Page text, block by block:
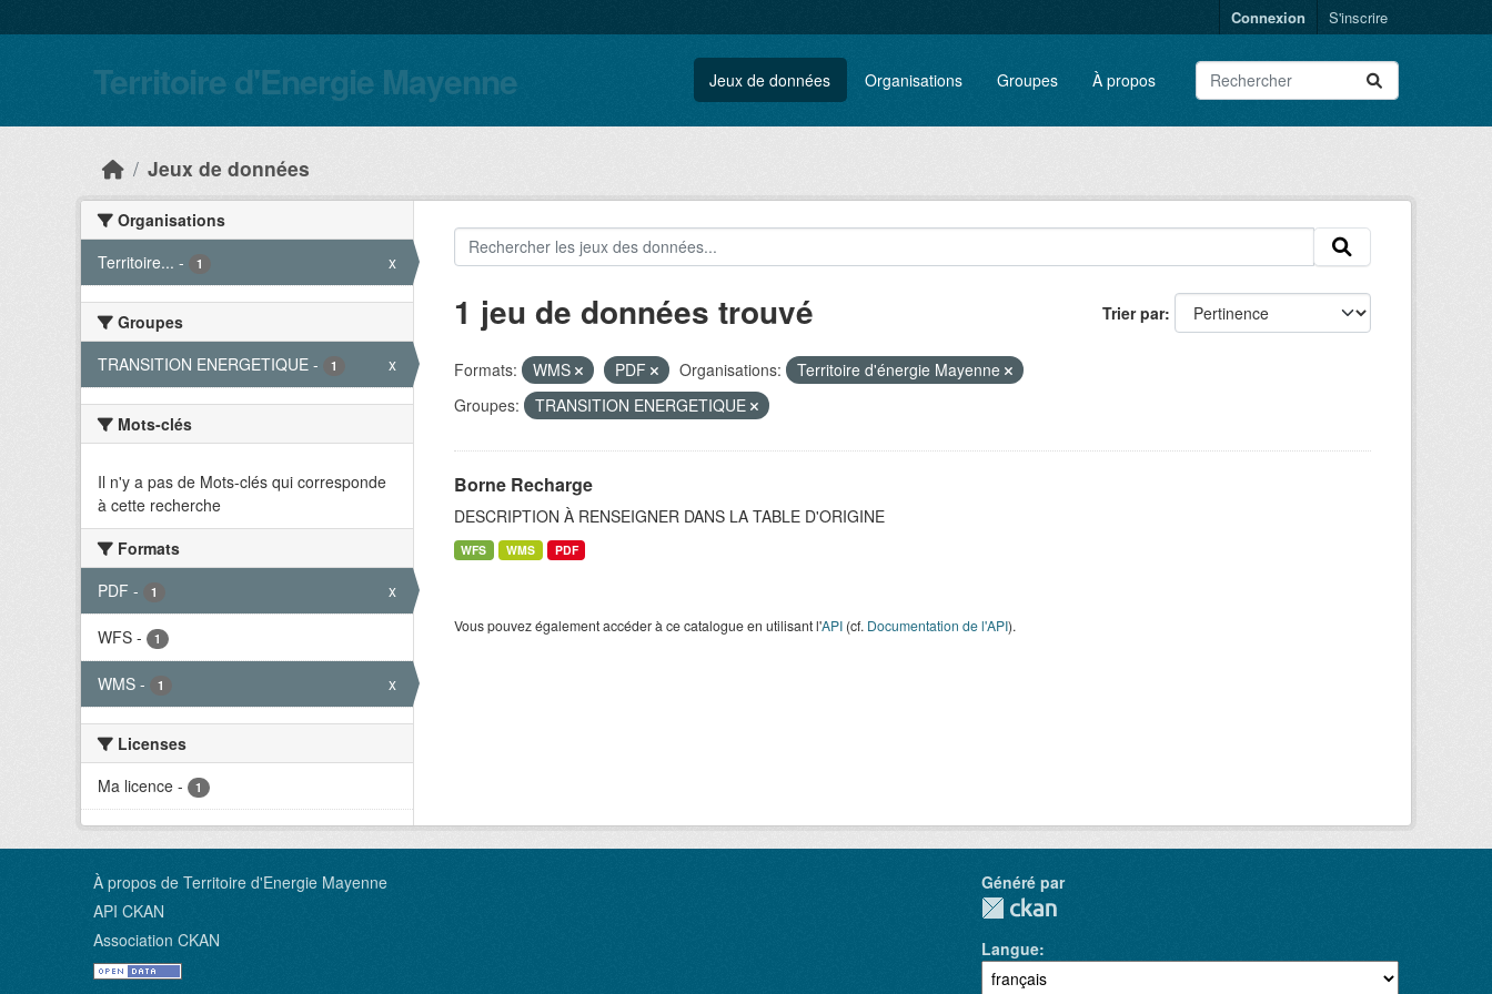
Connexion S'inscrire
Territoire d'Energie Mayenne Jeux de données Organisations Groupes À propos
Jeux de données
Organisations
Territoire... - 1 x
Groupes
TRANSITION ENERGETIQUE - 1 x
Mots-clés
Il n'y a pas de Mots-clés qui corresponde
à cette recherche
Formats
PDF - 1 x
WFS - 1
WMS - 1 x
Licenses
Ma licence - 1
Trier par
1 jeu de données trouvé
Formats: WMS PDF Organisations:
Territoire d'énergie Mayenne
Groupes:
TRANSITION ENERGETIQUE
Borne Recharge
DESCRIPTION À RENSEIGNER DANS LA TABLE D'ORIGINE
WFS WMS PDF
Vous pouvez également accéder à ce catalogue en utilisant l'API(cf. Documentation de l'API).
À propos de Territoire d'Energie Mayenne
API CKAN
Association CKAN
Généré par
Langue